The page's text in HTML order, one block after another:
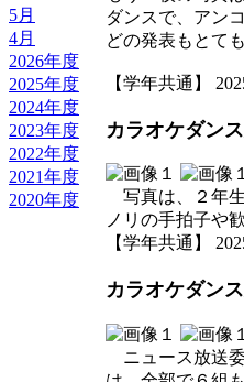
5月
4月
2026年度
2025年度
2024年度
2023年度
2022年度
2021年度
2020年度
ダンスで、アン
どの発表もとて
【学年共通】
カラオケダン
写真は、２年
ノリの手拍子や
【学年共通】
カラオケダン
ニュース放送委